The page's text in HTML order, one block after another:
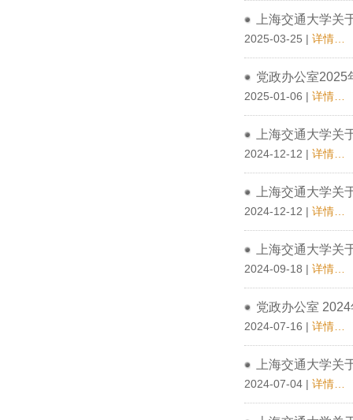
上海交通大学
2025-03-25 | 详情…
党政办公室2025
2025-01-06 | 详情…
上海交通大学关
2024-12-12 | 详情…
上海交通大学关
2024-12-12 | 详情…
上海交通大学关
2024-09-18 | 详情…
党政办公室
2024-07-16 | 详情…
上海交通大学关
2024-07-04 | 详情…